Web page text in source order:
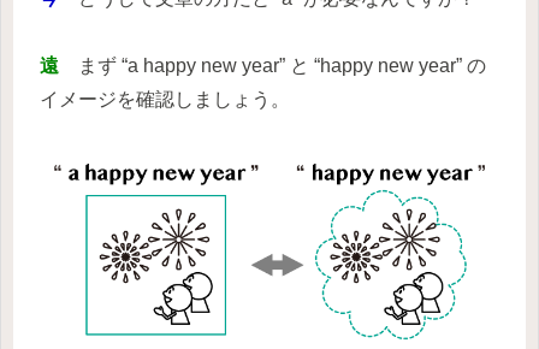
遠 まず “a happy new year” と “happy new year” の
イメージを確認しましょう。